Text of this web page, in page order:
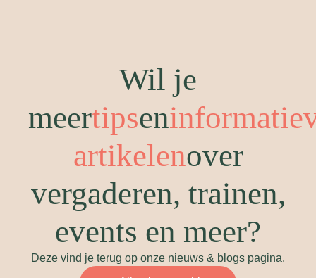
Wil je
meertipsen
artikelenover
vergaderen, trainen,
events en meer?
Deze vind je terug op onze nieuws & blogs pagina.